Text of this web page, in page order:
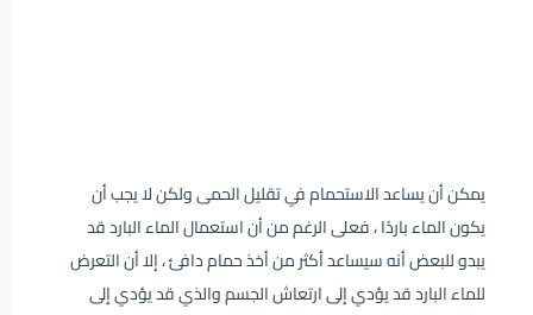
يمكن أن يساعد الاستحمام في تقليل الحمى ولكن لا يجب أن
يكون الماء باردًا ، فعلى الرغم من أن استعمال الماء البارد قد
يبدو للبعض أنه سيساعد أكثر من أخذ حمام دافئ ، إلا أن التعرض
للماء البارد قد يؤدي إلى ارتعاش الجسم والذي قد يؤدي إلى